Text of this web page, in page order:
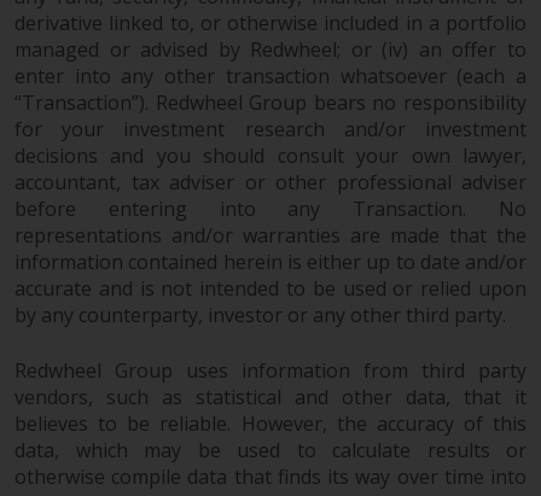
wirksam.
Copyright
Kein Teil dieser Website darf
ohne die vorherige schriftliche
Genehmigung von Redwheel in
irgendeiner Weise reproduziert
werden. Copyright 2016 ©
derivative linked to, or otherwise included in a portfolio
managed or advised by Redwheel; or (iv) an offer to
enter into any other transaction whatsoever (each a
“Transaction”). Redwheel Group bears no responsibility
for your investment research and/or investment
decisions and you should consult your own lawyer,
accountant, tax adviser or other professional adviser
before entering into any Transaction. No
representations and/or warranties are made that the
information contained herein is either up to date and/or
accurate and is not intended to be used or relied upon
by any counterparty, investor or any other third party.
Redwheel Group uses information from third party
vendors, such as statistical and other data, that it
believes to be reliable. However, the accuracy of this
data, which may be used to calculate results or
otherwise compile data that finds its way over time into